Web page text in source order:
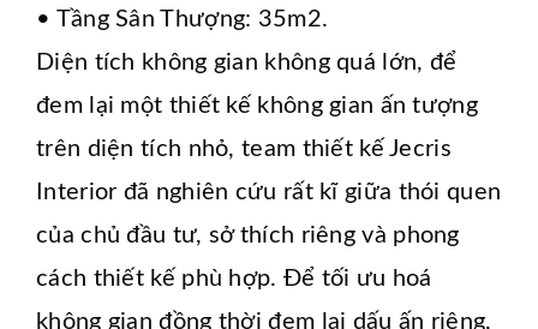
• Tầng Sân Thượng: 35m2.
Diện tích không gian không quá lớn, để
đem lại một thiết kế không gian ấn tượng
trên diện tích nhỏ, team thiết kế Jecris
Interior đã nghiên cứu rất kĩ giữa thói quen
của chủ đầu tư, sở thích riêng và phong
cách thiết kế phù hợp. Để tối ưu hoá
không gian đồng thời đem lại dấu ấn riêng,